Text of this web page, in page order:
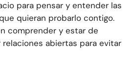
para pensar y entender las
quieran probarlo contigo.
comprender y estar de
abiertas para evitar